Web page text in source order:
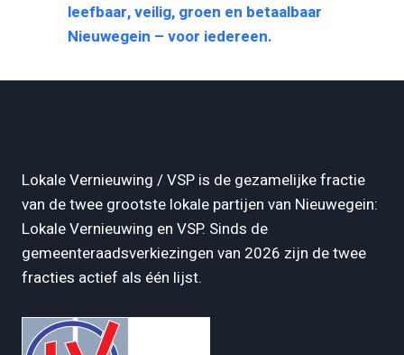
leefbaar, veilig, groen en betaalbaar
Nieuwegein – voor iedereen.
Lokale Vernieuwing / VSP is de gezamelijke fractie
van de twee grootste lokale partijen van Nieuwegein:
Lokale Vernieuwing en VSP. Sinds de
gemeenteraadsverkiezingen van 2026 zijn de twee
fracties actief als één lijst.